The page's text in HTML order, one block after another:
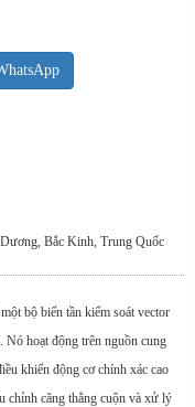
Bắc Kinh, Trung Quốc
bộ biến tần kiểm soát vector
hoạt động trên nguồn cung
khiển động cơ chính xác cao
chỉnh căng thẳng cuộn và xử lý